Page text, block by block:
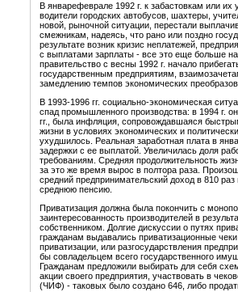
В январефеврале 1992 г. к забастовкам или
водители городских автобусов, шахтеры,
новой, рыночной ситуации, перестали
смежникам, надеясь, что рано или поздно
результате возник кризис неплатежей,
с выплатами зарплаты - все это еще больше
правительство с весны 1992 г. начало
государственным предприятиям,
замедлению темпов экономических
В 1993-1996 гг. социально-экономическая
спад промышленного производства: в 1994 г.
гг., была инфляция, сопровождавшаяся
жизни в условиях экономических и
ухудшилось. Реальная заработная плата в
задержки с ее выплатой. Увеличилась доля
требованиям. Средняя продолжительность
за это же время вырос в полтора раза.
средний предпринимательский доход в 810
среднюю пенсию.
Приватизация должна была покончить с
заинтересованность производителей в
собственником. Долгие дискуссии о путях
гражданам выдавались приватизационные
приватизации, или разгосударствления
бы совладельцем всего государственного
Гражданам предложили выбирать для себя
акции своего предприятия, участвовать в
(ЧИФ) - таковых было создано 646, либо